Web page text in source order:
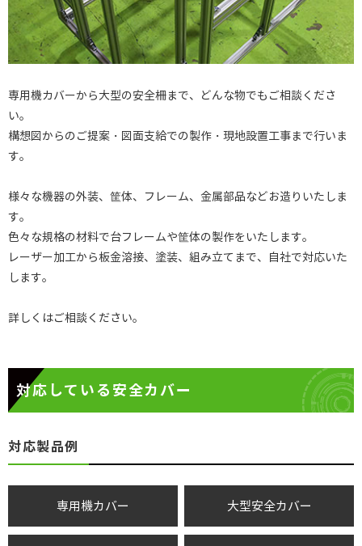
専用機カバーから大型の安全柵まで、どんな物でもご相談くださ
い。
構想図からのご提案・図面支給での製作・現地設置工事まで行いま
す。
様々な機器の外装、筐体、フレーム、金属部品などお造りいたしま
す。
色々な規格の材料で台フレームや筐体の製作をいたします。
レーザー加工から板金溶接、塗装、組み立てまで、自社で対応いた
します。
詳しくはご相談ください。
対応している安全カバー
対応製品例
専用機カバー 大型安全カバー